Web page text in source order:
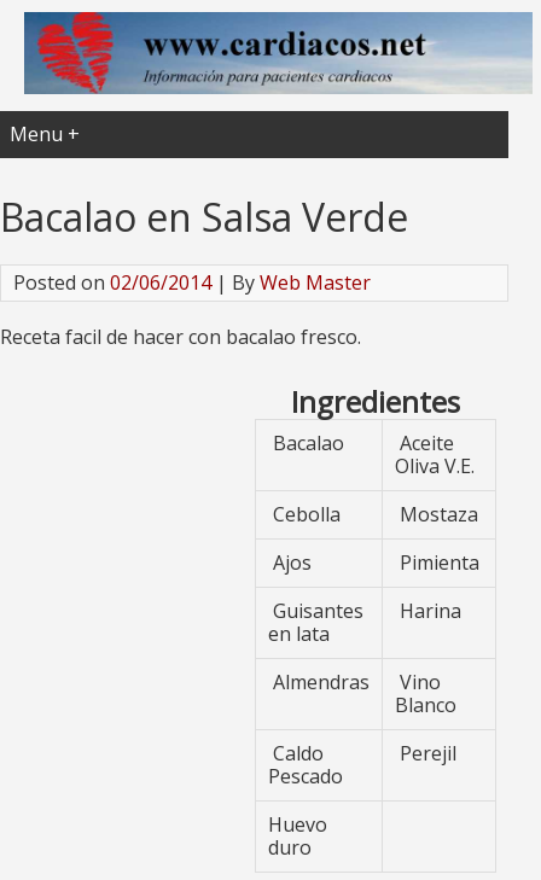
Menu +
Bacalao en Salsa Verde
Posted on 02/06/2014| ByWeb Master
Receta facil de hacer con bacalao fresco.
Ingredientes
Bacalao
Aceite
Oliva V.E.
Cebolla
Mostaza
Ajos
Pimienta
Guisantes
en lata
Harina
Almendras
Vino
Blanco
Caldo
Pescado
Perejil
Huevo
duro